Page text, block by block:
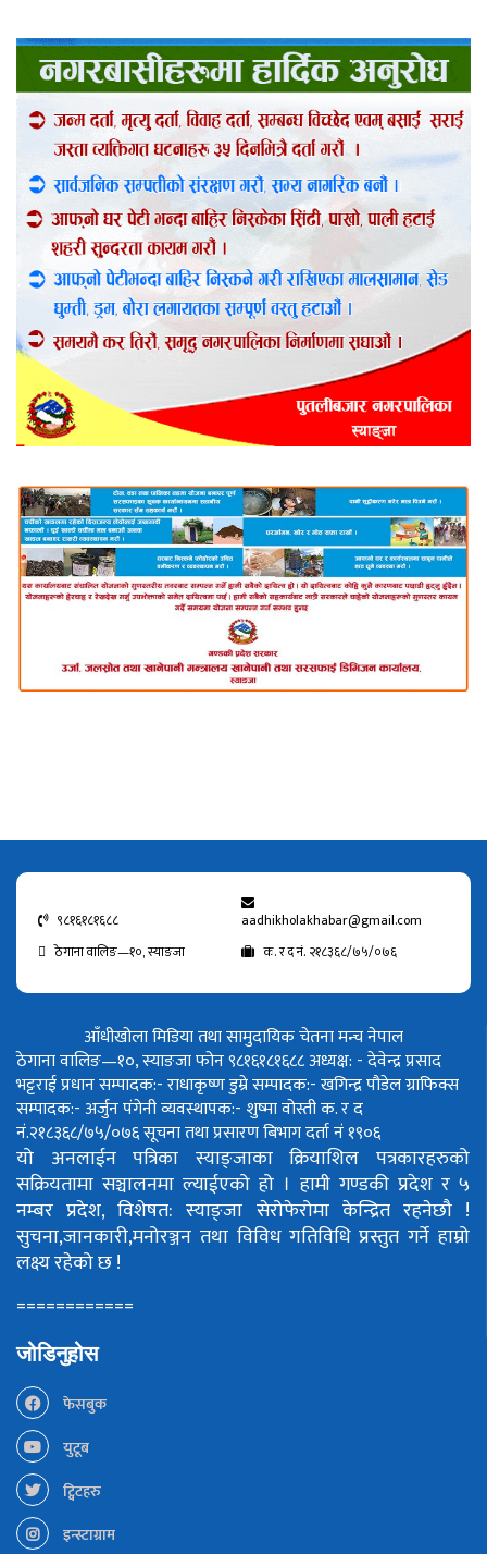
९८१६१८१६८८
aadhikholakhabar@gmail.com
ठेगाना वालिङ—१०, स्याङजा
क. र द नं. २१८३६८/७५/०७६
आँधीखोला मिडिया तथा सामुदायिक चेतना मन्च नेपाल
ठेगाना वालिङ—१०, स्याङजा फोन ९८१६१८१६८८अध्यक्ष: - देवेन्द्र प्रसाद
भट्टराईप्रधान सम्पादक:- राधाकृष्ण डुम्रेसम्पादक:- खगिन्द्र पौडेलग्राफिक्स
सम्पादक:- अर्जुन पंगेनीव्यवस्थापक:- शुष्मा वोस्तीक. र द
नं.२१८३६८/७५/०७६सूचना तथा प्रसारण बिभाग दर्ता नं १९०६
यो अनलाईन पत्रिका स्याङ्जाका क्रियाशिल पत्रकारहरुको
सक्रियतामा सञ्चालनमा ल्याईएको हो । हामी गण्डकी प्रदेश र ५
नम्बर प्रदेश, विशेषत: स्याङ्जा सेरोफेरोमा केन्द्रित रहनेछौ !
सुचना,जानकारी,मनोरञ्जन तथा विविध गतिविधि प्रस्तुत गर्ने हाम्रो
लक्ष्य रहेको छ !
============
जोडिनुहोस
फेसबुक
युटूब
ट्विटहरु
इन्स्टाग्राम